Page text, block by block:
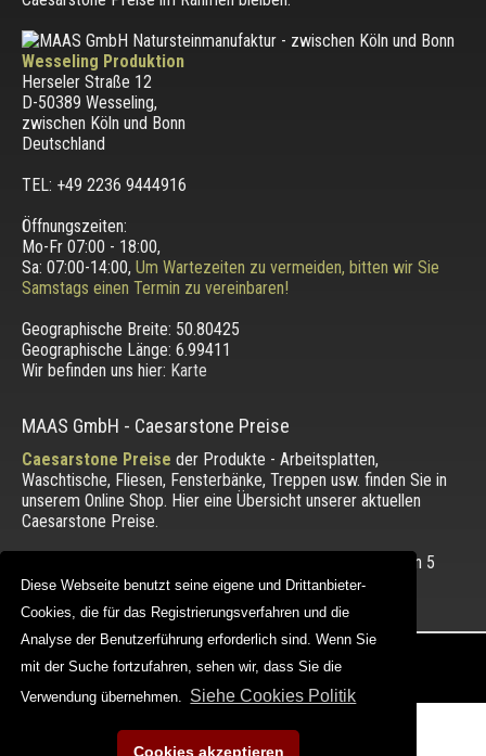
Diese Webseite benutzt seine eigene und Drittanbieter-
Cookies, die für das Registrierungsverfahren und die
Analyse der Benutzerführung erforderlich sind. Wenn Sie
mit der Suche fortzufahren, sehen wir, dass Sie die
Verwendung übernehmen. Siehe Cookies Politik
Cookies akzeptieren
Diese Webseite benutzt seine eigene und Drittanbieter-
Cookies, die für das Registrierungsverfahren und die
Analyse der Benutzerführung erforderlich sind. Wenn Sie
mit der Suche fortzufahren, sehen wir, dass Sie die
Verwendung übernehmen. Siehe Cookies Politik
Cookies akzeptieren
Wesseling Produktion
Herseler Straße 12
D-50389 Wesseling,
zwischen Köln und Bonn
Deutschland
TEL: +49 2236 9444916
Öffnungszeiten:
Mo-Fr 07:00 - 18:00,
Sa: 07:00-14:00, Um Wartezeiten zu vermeiden, bitten wir Sie
Samstags einen Termin zu vereinbaren!
Geographische Breite: 50.80425
Geographische Länge: 6.99411
Wir befinden uns hier: Karte
MAAS GmbH - Caesarstone Preise
Caesarstone Preise der Produkte - Arbeitsplatten,
Waschtische, Fliesen, Fensterbänke, Treppen usw. finden Sie in
unserem Online Shop. Hier eine Übersicht unserer aktuellen
Caesarstone Preise.
Die Bewertung unserer Kunden mit einem Durchschnitt von 5
von 5 Punkten.
Copyright © 2012 - 2026 |
Web Design |MAAG-Projekt